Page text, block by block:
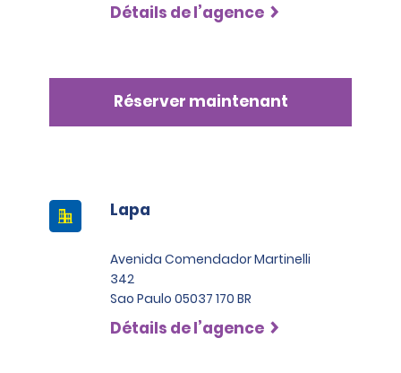
Détails de l’agence
Réserver maintenant
Lapa
Avenida Comendador Martinelli
342
Sao Paulo 05037 170 BR
Détails de l’agence